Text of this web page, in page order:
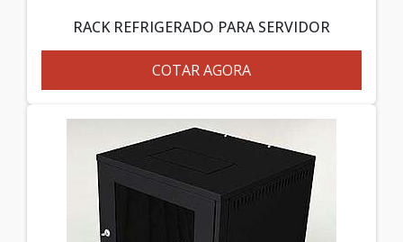
RACK REFRIGERADO PARA SERVIDOR
COTAR AGORA